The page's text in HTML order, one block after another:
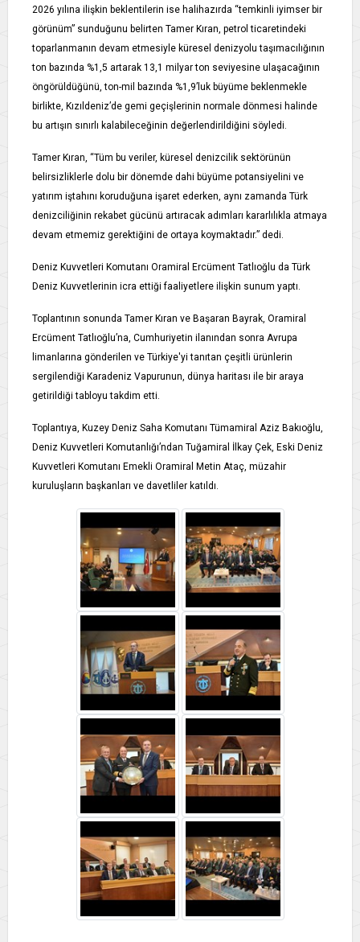
2026 yılına ilişkin beklentilerin ise halihazırda “temkinli iyimser bir
görünüm” sunduğunu belirten Tamer Kıran, petrol ticaretindeki
toparlanmanın devam etmesiyle küresel denizyolu taşımacılığının
ton bazında %1,5 artarak 13,1 milyar ton seviyesine ulaşacağının
öngörüldüğünü, ton-mil bazında %1,9’luk büyüme beklenmekle
birlikte, Kızıldeniz’de gemi geçişlerinin normale dönmesi halinde
bu artışın sınırlı kalabileceğinin değerlendirildiğini söyledi.
Tamer Kıran, “Tüm bu veriler, küresel denizcilik sektörünün
belirsizliklerle dolu bir dönemde dahi büyüme potansiyelini ve
yatırım iştahını koruduğuna işaret ederken, aynı zamanda Türk
denizciliğinin rekabet gücünü artıracak adımları kararlılıkla atmaya
devam etmemiz gerektiğini de ortaya koymaktadır.” dedi.
Deniz Kuvvetleri Komutanı Oramiral Ercüment Tatlıoğlu da Türk
Deniz Kuvvetlerinin icra ettiği faaliyetlere ilişkin sunum yaptı.
Toplantının sonunda Tamer Kıran ve Başaran Bayrak, Oramiral
Ercüment Tatlıoğlu’na, Cumhuriyetin ilanından sonra Avrupa
limanlarına gönderilen ve Türkiye'yi tanıtan çeşitli ürünlerin
sergilendiği Karadeniz Vapurunun, dünya haritası ile bir araya
getirildiği tabloyu takdim etti.
Toplantıya, Kuzey Deniz Saha Komutanı Tümamiral Aziz Bakıoğlu,
Deniz Kuvvetleri Komutanlığı’ndan Tuğamiral İlkay Çek, Eski Deniz
Kuvvetleri Komutanı Emekli Oramiral Metin Ataç, müzahir
kuruluşların başkanları ve davetliler katıldı.